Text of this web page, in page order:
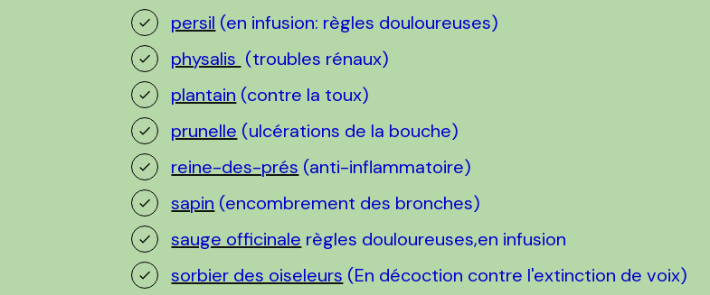
persil (en infusion: règles douloureuses)
physalis (troubles rénaux)
plantain (contre la toux)
prunelle (ulcérations de la bouche)
reine-des-prés (anti-inflammatoire)
sapin (encombrement des bronches)
sauge officinale règles douloureuses,en infusion
sorbier des oiseleurs (En décoction contre l'extinction de voix)